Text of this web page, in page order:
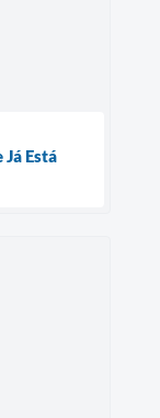
Está